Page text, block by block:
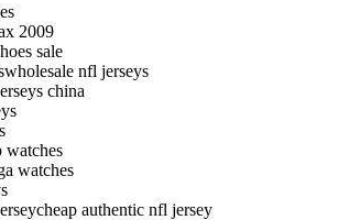
2009
sale
nfl jerseys
china
watches
watches
authentic nfl jersey